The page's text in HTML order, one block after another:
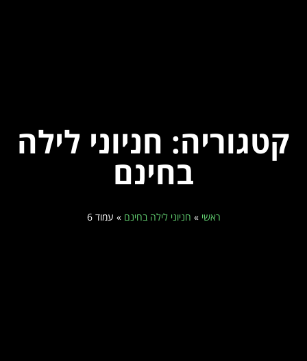
קטגוריה: חניוני לילה
בחינם
ראשי » חניוני לילה בחינם » עמוד 6